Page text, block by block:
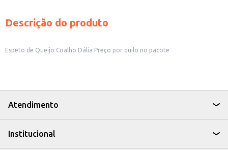
Descrição do produto
Espeto de Queijo Coalho Dália Preço por quilo no pacote
Atendimento
Institucional